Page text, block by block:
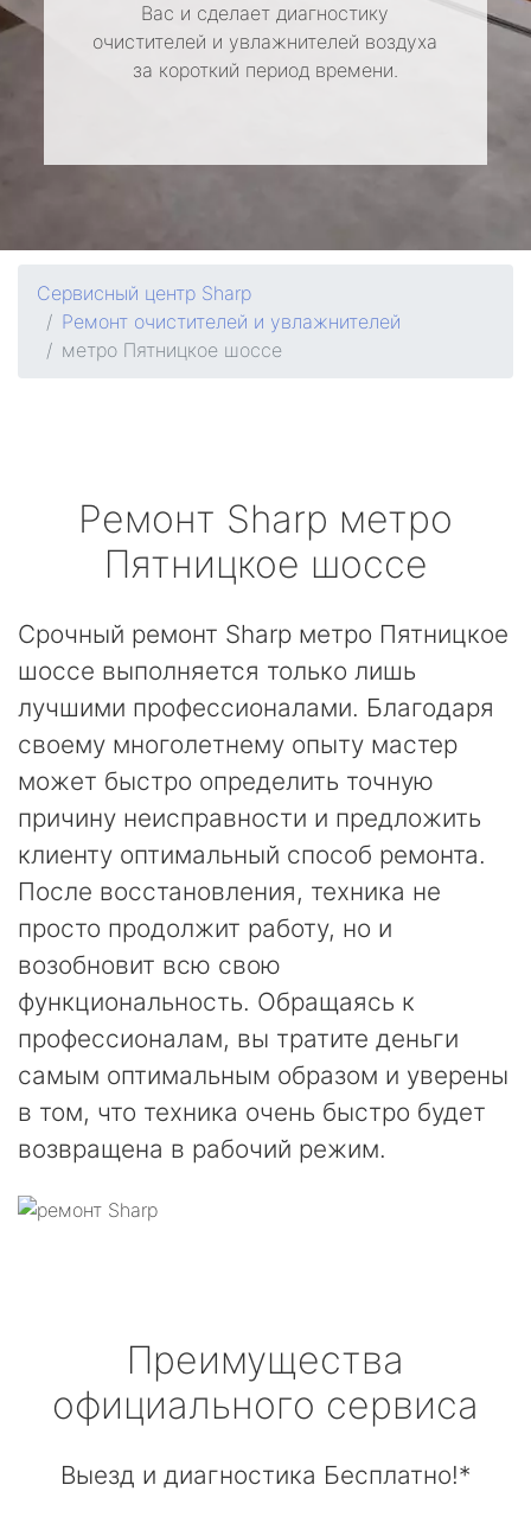
Вас и сделает диагностику
очистителей и увлажнителей воздуха
за короткий период времени.
Сервисный центр Sharp
Ремонт очистителей и увлажнителей
метро Пятницкое шоссе
Ремонт Sharp метро
Пятницкое шоссе
Срочный ремонт Sharp метро Пятницкое
шоссе выполняется только лишь
лучшими профессионалами. Благодаря
своему многолетнему опыту мастер
может быстро определить точную
причину неисправности и предложить
клиенту оптимальный способ ремонта.
После восстановления, техника не
просто продолжит работу, но и
возобновит всю свою
функциональность. Обращаясь к
профессионалам, вы тратите деньги
самым оптимальным образом и уверены
в том, что техника очень быстро будет
возвращена в рабочий режим.
Преимущества
официального сервиса
Выезд и диагностика Бесплатно!*